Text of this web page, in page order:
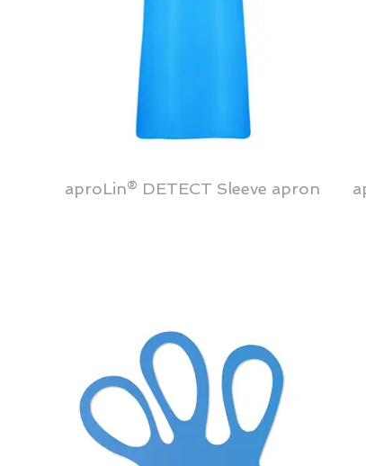
aproLin® DETECT Sleeve apron